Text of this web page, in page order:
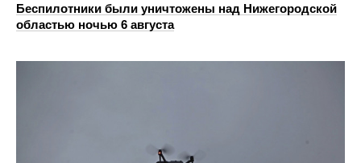
Беспилотники были уничтожены над Нижегородской
областью ночью 6 августа